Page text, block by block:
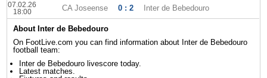
07.02.26
18:00
CA Joseense 0 : 2 Inter de Bebedouro
About Inter de Bebedouro
On FootLive.com you can find information about Inter de Bebedouro
football team:
Inter de Bebedouro livescore today.
Latest matches.